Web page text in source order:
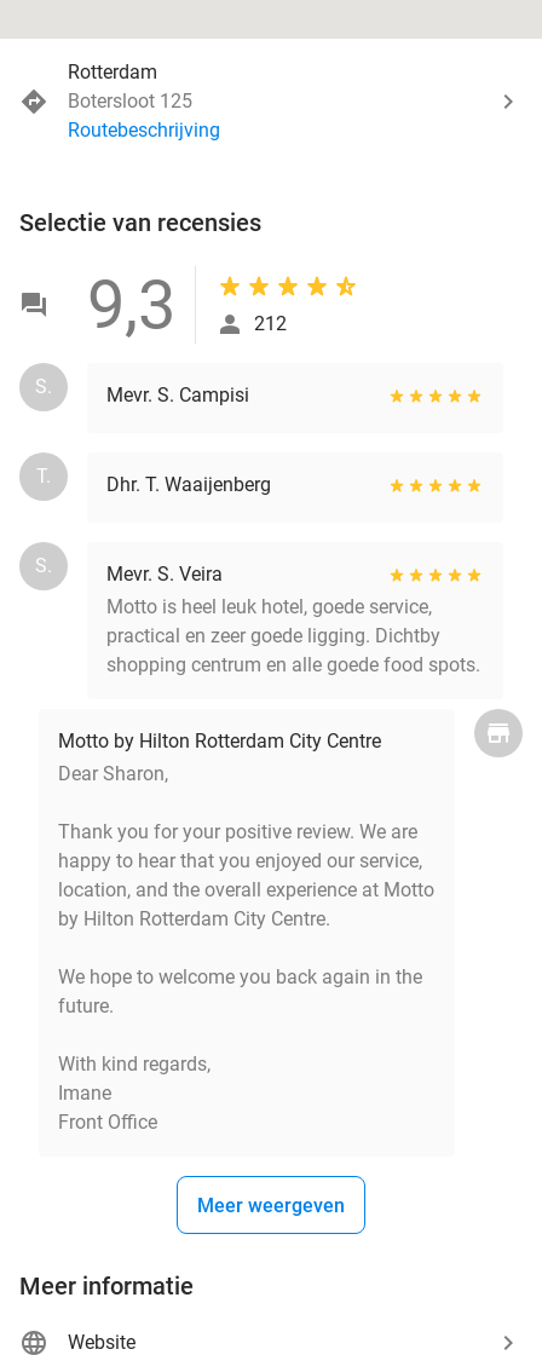
Rotterdam
Botersloot 125
Routebeschrijving
Selectie van recensies
9,3 212
S. Mevr. S. Campisi
T. Dhr. T. Waaijenberg
S.
Mevr. S. Veira
Motto is heel leuk hotel, goede service,
practical en zeer goede ligging. Dichtby
shopping centrum en alle goede food spots.
Motto by Hilton Rotterdam City Centre
Dear Sharon,
Thank you for your positive review. We are
happy to hear that you enjoyed our service,
location, and the overall experience at Motto
by Hilton Rotterdam City Centre.
We hope to welcome you back again in the
future.
With kind regards,
Imane
Front Office
Meer weergeven
Meer informatie
Website